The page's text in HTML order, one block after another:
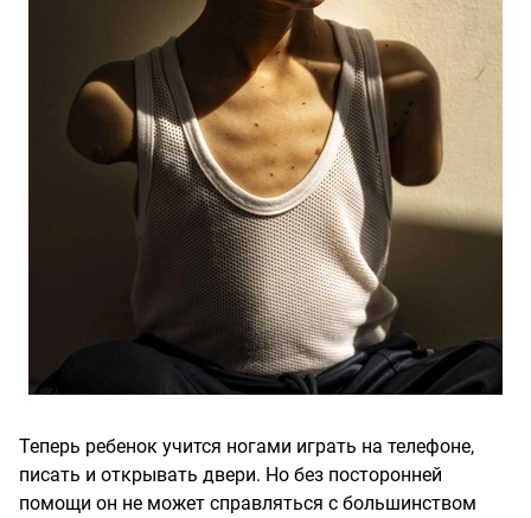
Теперь ребенок учится ногами играть на телефоне,
писать и открывать двери. Но без посторонней
помощи он не может справляться с большинством